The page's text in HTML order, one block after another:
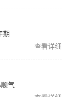
期
查看详细
气